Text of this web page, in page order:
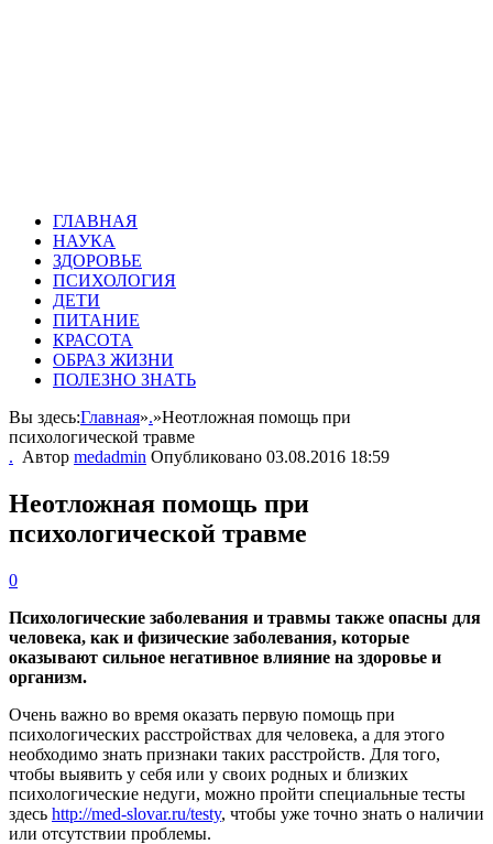
ГЛАВНАЯ
НАУКА
ЗДОРОВЬЕ
ПСИХОЛОГИЯ
ДЕТИ
ПИТАНИЕ
КРАСОТА
ОБРАЗ ЖИЗНИ
ПОЛЕЗНО ЗНАТЬ
Вы здесь:Главная».»Неотложная помощь при
психологической травме
. Автор medadmin Опубликовано 03.08.2016 18:59
Неотложная помощь при
психологической травме
0
Психологические заболевания и травмы также опасны для
человека, как и физические заболевания, которые
оказывают сильное негативное влияние на здоровье и
организм.
Очень важно во время оказать первую помощь при
психологических расстройствах для человека, а для этого
необходимо знать признаки таких расстройств. Для того,
чтобы выявить у себя или у своих родных и близких
психологические недуги, можно пройти специальные тесты
здесь http://med-slovar.ru/testy, чтобы уже точно знать о наличии
или отсутствии проблемы.